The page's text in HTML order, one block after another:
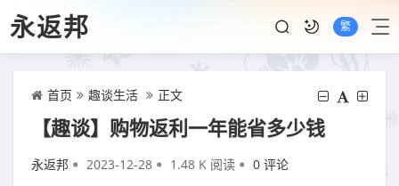
永返邦 繁
首页 趣谈生活 正文
【趣谈】购物返利一年能省多少钱
永返邦 2023-12-28 1.48 K 阅读 0 评论